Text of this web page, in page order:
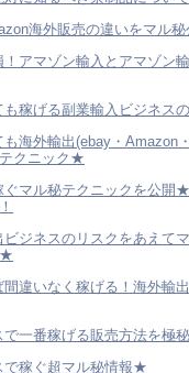
海外販売の違いをマル
アマゾン輸入とアマゾン
稼げる副業輸入ビジネス
海外輸出(ebay・Amazon
クニック★
マル秘テクニックを公開
ジネスのリスクをあえて
★
違いなく稼げる！海外輸
一番稼げる販売方法を極
稼ぐ超マル秘情報★